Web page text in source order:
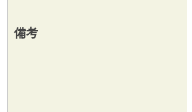
備考